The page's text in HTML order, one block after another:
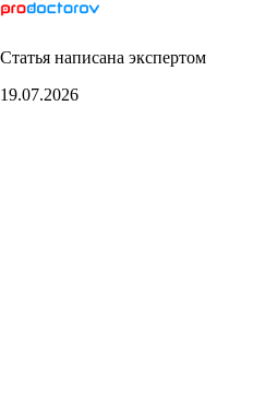
Статья написана экспертом
19.07.2026